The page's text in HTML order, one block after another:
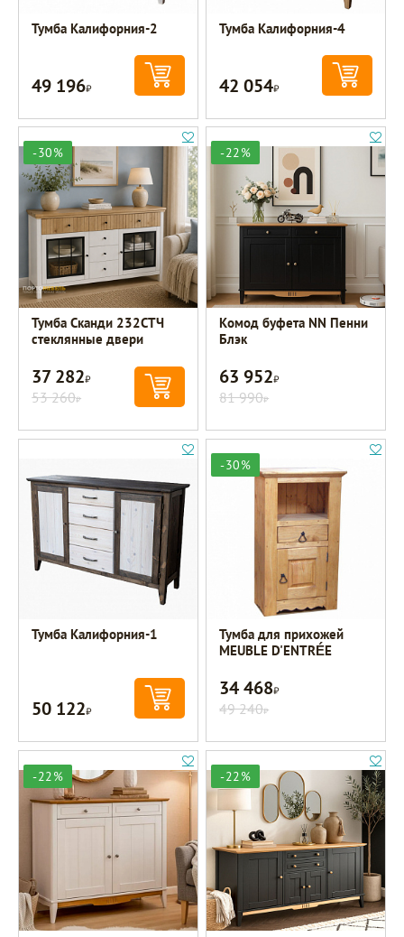
Тумба Калифорния-2
49 196Р
Тумба Калифорния-4
42 054Р
-30%
Тумба Сканди 232СТЧ
стеклянные двери
37 282Р
53 260Р
-22%
Комод буфета NN Пенни
Блэк
63 952Р
81 990Р
Тумба Калифорния-1
50 122Р
-30%
Тумба для прихожей
MEUBLE D'ENTRÉE
34 468Р
49 240Р
-22% -22%